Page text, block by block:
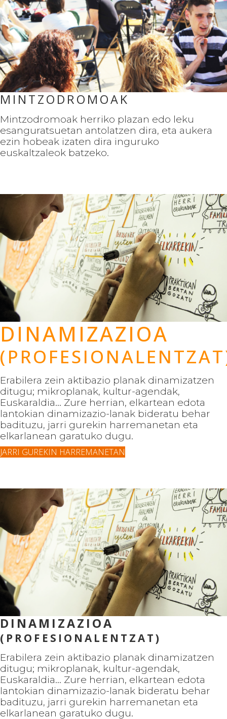
MINTZODROMOAK
Mintzodromoak herriko plazan edo leku
esanguratsuetan antolatzen dira, eta aukera
ezin hobeak izaten dira inguruko
euskaltzaleok batzeko.
DINAMIZAZIOA
Erabilera zein aktibazio planak dinamizatzen
ditugu; mikroplanak, kultur-agendak,
Euskaraldia... Zure herrian, elkartean edota
lantokian dinamizazio-lanak bideratu behar
badituzu, jarri gurekin harremanetan eta
elkarlanean garatuko dugu.
JARRI GUREKIN HARREMANETAN
DINAMIZAZIOA
(PROFESIONALENTZAT)
Erabilera zein aktibazio planak dinamizatzen
ditugu; mikroplanak, kultur-agendak,
Euskaraldia... Zure herrian, elkartean edota
lantokian dinamizazio-lanak bideratu behar
badituzu, jarri gurekin harremanetan eta
elkarlanean garatuko dugu.